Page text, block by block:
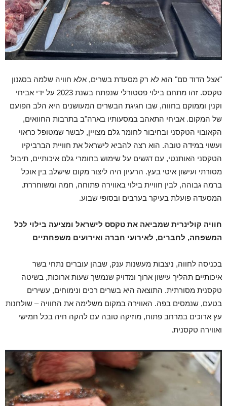
"אצל הדוד סם" הוא לא רק מסעדת בשרים, אלא חוויה שלמה בסגנון
טקסס. זהו מתחם בילוי פסטורלי שנפתח בשנת 2023 על ידי אביחי
וקנין וממוקם בחווה, שבו חגיגת הבשרים המעושנים היא הלב הפועם
של המקום. אביחי התאהב במסעותיו בארה"ב בתרבות החוואים,
הקאובוי הטקסני ובחיבור לחומר גלם מצויין, לבשר שמטופל כראוי
ועשוי במידה טובה. הוא רצה להביא לישראל את חוויית הברביקיו
הטקסני האותנטי, עם דגשים על שימוש בחומרי גלם איכותיים, תיבול
מסורתי ועישון איטי בעץ. הרעיון היה ליצור מקום שישלב בין אוכל
ברמה גבוהה, לבין חוויית בילוי באווירה פתוחה, חמה ומשוחררת.
המסעדה פועלת בעיקר בערבים ובסופי שבוע.
חוויה קולינרית שמביאה את טקסס לישראל ומציעה בילוי לכל
המשפחה, לחברים, לאירועי חברה ואירועים משפחתיים
בכניסה לחווה, ניצבות מעשנות ענק, שבהן עוברים נתחי בשר
איכותיים תהליך עישון ארוך ומדויק שנמשך שעות ארוכות, בשיטה
טקסנית מסורתית. התוצאה היא בשרים רכים ונימוחים, עשירים
בטעם, שנמסים בפה. האווירה במקום משלימה את החוויה – שולחנות
עץ ארוכים במרחב פתוח, מוזיקה טובה עם להקה חיה בכל חמישי
ואווירה טקסנית.